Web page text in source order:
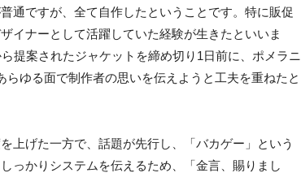
通ですが、全て自作したということです。特に販促
イナーとして活躍していた経験が生きたといいま
提案されたジャケットを締め切り1日前に、ポメラニ
ゆる面で制作者の思いを伝えようと工夫を重ねたと
上げた一方で、話題が先行し、「バカゲー」という
っかりシステムを伝えるため、「金言、賜りまし